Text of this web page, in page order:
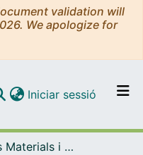
validation will
We apologize for
per tot el DD
Iniciar sessió (current)
Ciència dels Materials i Química Física